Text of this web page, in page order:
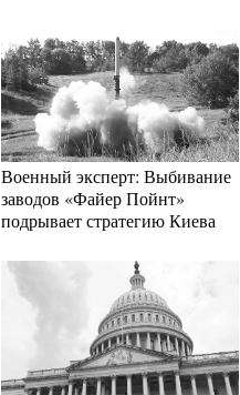
Военный эксперт: Выбивание
заводов «Файер Пойнт»
подрывает стратегию Киева